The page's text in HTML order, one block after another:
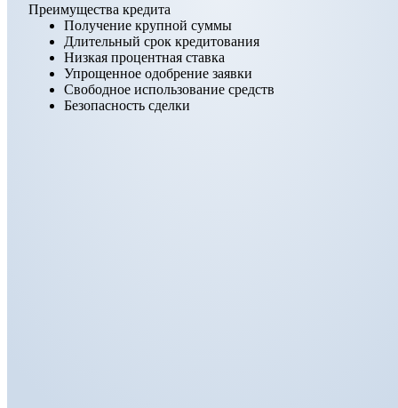
Преимущества кредита
Получение крупной суммы
Длительный срок кредитования
Низкая процентная ставка
Упрощенное одобрение заявки
Свободное использование средств
Безопасность сделки